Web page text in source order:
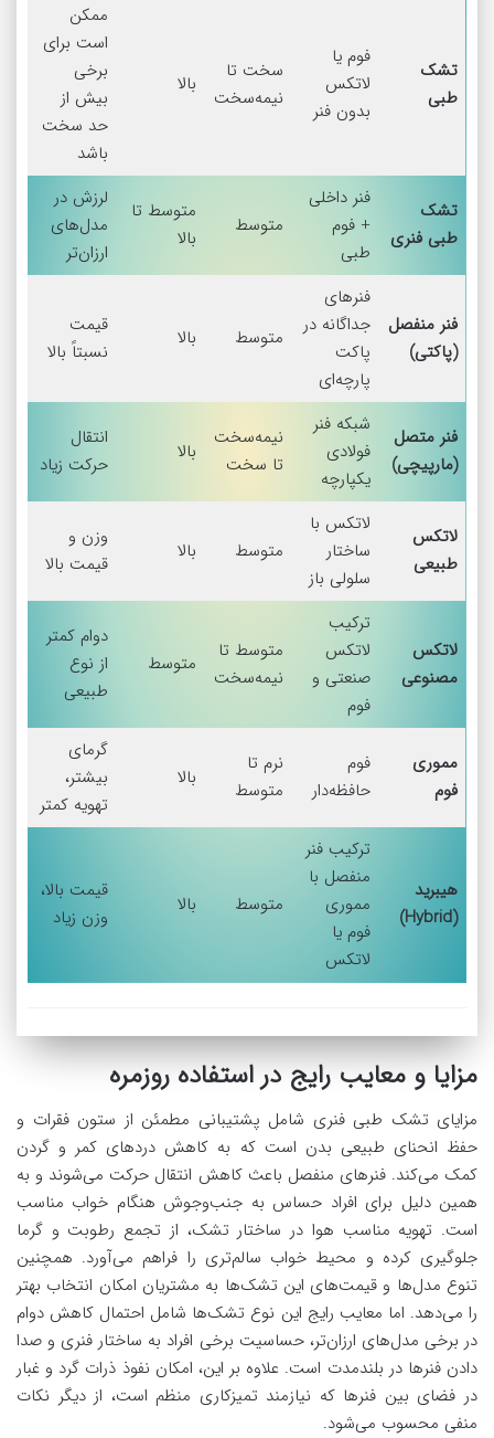
تشک
طبی
فوم یا
لاتکس
بدون فنر
سخت تا
نیمه‌سخت
بالا
ممکن
است برای
برخی
بیش از
حد سخت
باشد
تشک
طبی فنری
فنر داخلی
+ فوم
طبی
متوسط
متوسط تا
بالا
لرزش در
مدل‌های
ارزان‌تر
فنر منفصل
(پاکتی)
فنرهای
جداگانه در
پاکت
پارچه‌ای
متوسط بالا
قیمت
نسبتاً بالا
فنر متصل
(مارپیچی)
شبکه فنر
فولادی
یکپارچه
نیمه‌سخت
تا سخت
بالا
انتقال
حرکت زیاد
لاتکس
طبیعی
لاتکس با
ساختار
سلولی باز
متوسط بالا
وزن و
قیمت بالا
لاتکس
مصنوعی
ترکیب
لاتکس
صنعتی و
فوم
متوسط تا
نیمه‌سخت
متوسط
دوام کمتر
از نوع
طبیعی
مموری
فوم
فوم
حافظه‌دار
نرم تا
متوسط
بالا
گرمای
بیشتر،
تهویه کمتر
هیبرید
(Hybrid)
ترکیب فنر
منفصل با
مموری
فوم یا
لاتکس
متوسط بالا
قیمت بالا،
وزن زیاد
مزایا و معایب رایج در استفاده روزمره
مزایای تشک طبی فنری شامل پشتیبانی مطمئن از ستون فقرات و
حفظ انحنای طبیعی بدن است که به کاهش دردهای کمر و گردن
کمک می‌کند. فنرهای منفصل باعث کاهش انتقال حرکت می‌شوند و به
همین دلیل برای افراد حساس به جنب‌وجوش هنگام خواب مناسب
است. تهویه مناسب هوا در ساختار تشک، از تجمع رطوبت و گرما
جلوگیری کرده و محیط خواب سالم‌تری را فراهم می‌آورد. همچنین
تنوع مدل‌ها و قیمت‌های این تشک‌ها به مشتریان امکان انتخاب بهتر
را می‌دهد. اما معایب رایج این نوع تشک‌ها شامل احتمال کاهش دوام
در برخی مدل‌های ارزان‌تر، حساسیت برخی افراد به ساختار فنری و صدا
دادن فنرها در بلندمدت است. علاوه بر این، امکان نفوذ ذرات گرد و غبار
در فضای بین فنرها که نیازمند تمیزکاری منظم است، از دیگر نکات
منفی محسوب می‌شود.